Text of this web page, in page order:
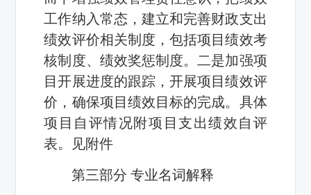
工作纳入常态，建立和完善财政支出
绩效评价相关制度，包括项目绩效考
核制度、绩效奖惩制度。二是加强项
目开展进度的跟踪，开展项目绩效评
价，确保项目绩效目标的完成。具体
项目自评情况附项目支出绩效自评
表。见附件
第三部分 专业名词解释